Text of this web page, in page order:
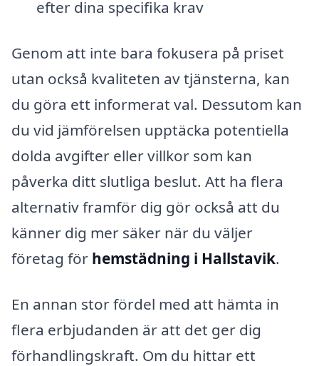
efter dina specifika krav
Genom att inte bara fokusera på priset
utan också kvaliteten av tjänsterna, kan
du göra ett informerat val. Dessutom kan
du vid jämförelsen upptäcka potentiella
dolda avgifter eller villkor som kan
påverka ditt slutliga beslut. Att ha flera
alternativ framför dig gör också att du
känner dig mer säker när du väljer
företag för hemstädning i Hallstavik.
En annan stor fördel med att hämta in
flera erbjudanden är att det ger dig
förhandlingskraft. Om du hittar ett